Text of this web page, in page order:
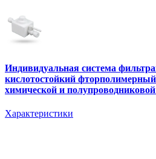
Индивидуальная система
кислотостойкий
химической и
Характеристики